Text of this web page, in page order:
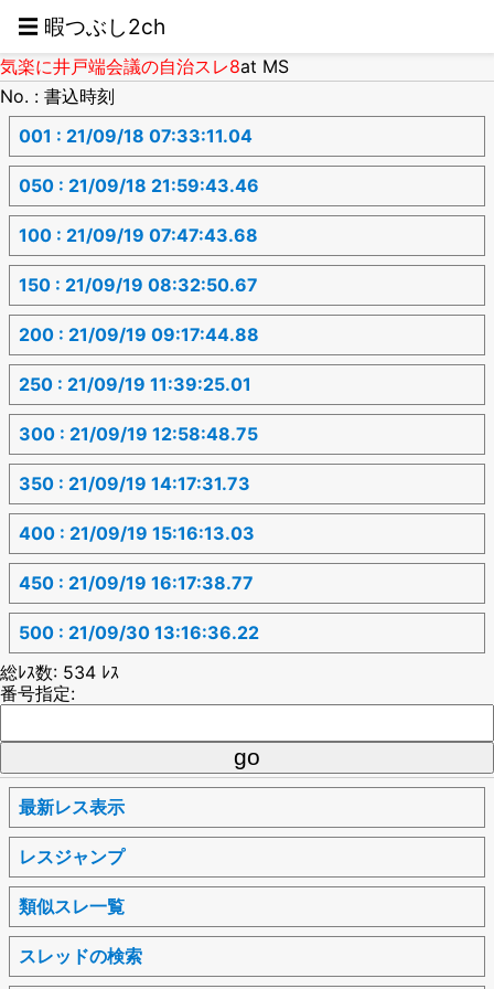
☰ 暇つぶし2ch
気楽に井戸端会議の自治スレ8at MS
No. : 書込時刻
001 : 21/09/18 07:33:11.04
050 : 21/09/18 21:59:43.46
100 : 21/09/19 07:47:43.68
150 : 21/09/19 08:32:50.67
200 : 21/09/19 09:17:44.88
250 : 21/09/19 11:39:25.01
300 : 21/09/19 12:58:48.75
350 : 21/09/19 14:17:31.73
400 : 21/09/19 15:16:13.03
450 : 21/09/19 16:17:38.77
500 : 21/09/30 13:16:36.22
総ﾚｽ数: 534 ﾚｽ
番号指定:
最新レス表示
レスジャンプ
類似スレ一覧
スレッドの検索